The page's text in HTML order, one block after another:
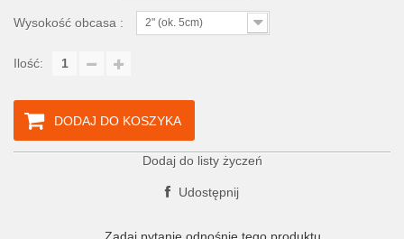
Wysokość obcasa : 2" (ok. 5cm)
Ilość:
DODAJ DO KOSZYKA
Dodaj do listy życzeń
Udostępnij